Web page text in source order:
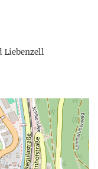
Liebenzell